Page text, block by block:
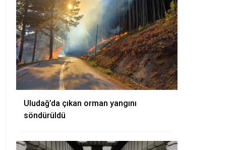
Uludağ’da çıkan orman yangını
söndürüldü